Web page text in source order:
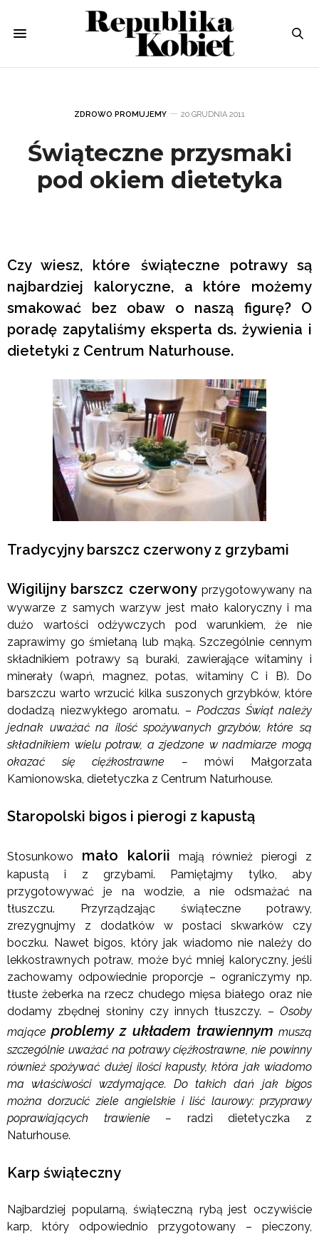
ZDROWO PROMUJEMY 20 GRUDNIA 2011
Świąteczne przysmaki
pod okiem dietetyka
Czy wiesz, które świąteczne potrawy są
najbardziej kaloryczne, a które możemy
smakować bez obaw o naszą figurę? O
poradę zapytaliśmy eksperta ds. żywienia i
dietetyki z Centrum Naturhouse.
Tradycyjny barszcz czerwony z grzybami
Wigilijny barszcz czerwonyprzygotowywany na
wywarze z samych warzyw jest mało kaloryczny i ma
dużo wartości odżywczych pod warunkiem, że nie
zaprawimy go śmietaną lub mąką. Szczególnie cennym
składnikiem potrawy są buraki, zawierające witaminy i
minerały (wapń, magnez, potas, witaminy C i B). Do
barszczu warto wrzucić kilka suszonych grzybków, które
dodadzą niezwykłego aromatu. – Podczas Świąt należy
jednak uważać na ilość spożywanych grzybów, które są
składnikiem wielu potraw, a zjedzone w nadmiarze mogą
okazać się ciężkostrawne –mówi Małgorzata
Kamionowska, dietetyczka z Centrum Naturhouse.
Staropolski bigos i pierogi z kapustą
Stosunkowo mało kalorii mają również pierogi z
kapustą i z grzybami. Pamiętajmy tylko, aby
przygotowywać je na wodzie, a nie odsmażać na
tłuszczu. Przyrządzając świąteczne potrawy,
zrezygnujmy z dodatków w postaci skwarków czy
boczku. Nawet bigos, który jak wiadomo nie należy do
lekkostrawnych potraw, może być mniej kaloryczny, jeśli
zachowamy odpowiednie proporcje – ograniczymy np.
tłuste żeberka na rzecz chudego mięsa białego oraz nie
dodamy zbędnej słoniny czy innych tłuszczy. – Osoby
mająceproblemy z układem trawiennym muszą
szczególnie uważać na potrawy ciężkostrawne, nie powinny
również spożywać dużej ilości kapusty, która jak wiadomo
ma właściwości wzdymające. Do takich dań jak bigos
można dorzucić ziele angielskie i liść laurowy: przyprawy
poprawiających trawienie – radzi dietetyczka z
Naturhouse.
Karp świąteczny
Najbardziej popularną, świąteczną rybą jest oczywiście
karp, który odpowiednio przygotowany – pieczony,